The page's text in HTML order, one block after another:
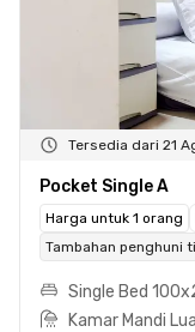
Tersedia dari 21
Pocket Single A
Harga untuk 1 orang
Tambahan penghuni
Single Bed
Kamar Mandi